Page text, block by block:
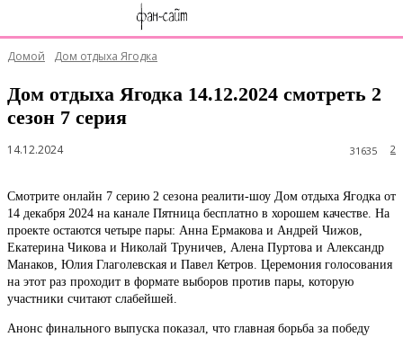
Домой Дом отдыха Ягодка
Дом отдыха Ягодка 14.12.2024 смотреть 2
сезон 7 серия
14.12.2024 2
31635
Смотрите онлайн 7 серию 2 сезона реалити-шоу Дом отдыха Ягодка от
14 декабря 2024 на канале Пятница бесплатно в хорошем качестве. На
проекте остаются четыре пары: Анна Ермакова и Андрей Чижов,
Екатерина Чикова и Николай Труничев, Алена Пуртова и Александр
Манаков, Юлия Глаголевская и Павел Кетров. Церемония голосования
на этот раз проходит в формате выборов против пары, которую
участники считают слабейшей.
Анонс финального выпуска показал, что главная борьба за победу